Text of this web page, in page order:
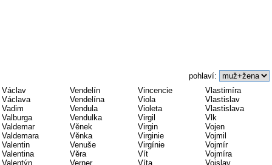
pohlaví:
Václav
Václava
Vadim
Valburga
Valdemar
Valdemara
Valentin
Valentina
Valentýn
Vendelín
Vendelína
Vendula
Vendulka
Věnek
Věnka
Venuše
Věra
Verner
Vincencie
Viola
Violeta
Virgil
Virgin
Virginie
Virgínie
Vít
Víta
Vlastimíra
Vlastislav
Vlastislava
Vlk
Vojen
Vojmil
Vojmír
Vojmíra
Vojslav